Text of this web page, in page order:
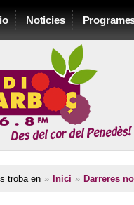
Noticies
troba en » Inici » Darreres